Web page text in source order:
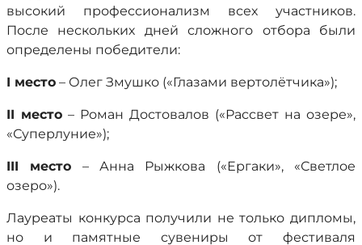
высокий профессионализм всех участников.
После нескольких дней сложного отбора были
определены победители:
I место – Олег Змушко («Глазами вертолётчика»);
II место – Роман Достовалов («Рассвет на озере»,
«Суперлуние»);
III место – Анна Рыжкова («Ергаки», «Светлое
озеро»).
Лауреаты конкурса получили не только дипломы,
но и памятные сувениры от фестиваля